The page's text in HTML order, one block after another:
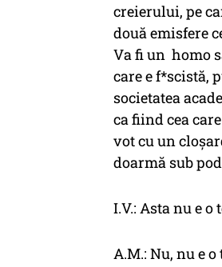
creierului, pe
două emisfere
Va fi un homo
care e f*scistă,
societatea
ca fiind cea
vot cu un
doarmă sub
I.V.: Asta nu e
A.M.: Nu, nu e